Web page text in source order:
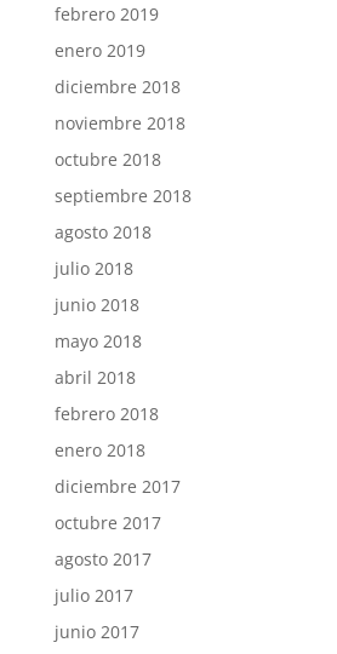
febrero 2019
enero 2019
diciembre 2018
noviembre 2018
octubre 2018
septiembre 2018
agosto 2018
julio 2018
junio 2018
mayo 2018
abril 2018
febrero 2018
enero 2018
diciembre 2017
octubre 2017
agosto 2017
julio 2017
junio 2017